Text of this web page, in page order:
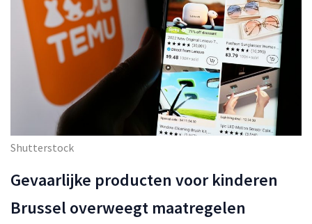
Shutterstock
Gevaarlijke producten voor kinderen
Brussel overweegt maatregelen